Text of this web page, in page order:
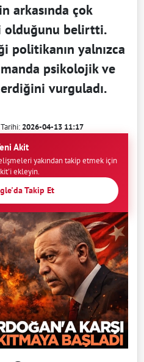
arkasında çok
olduğunu belirtti.
politikanın yalnızca
psikolojik ve
vurguladı.
2026-04-13 11:17
Akit
yakından takip etmek için
ekleyin.
Takip Et